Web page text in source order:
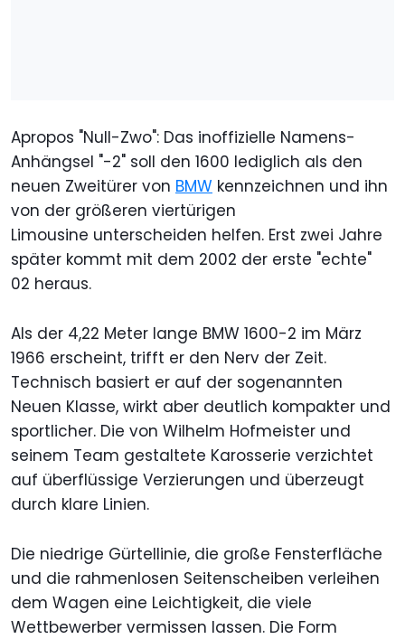
Apropos "Null-Zwo": Das inoffizielle Namens-
Anhängsel "-2" soll den 1600 lediglich als den
neuen Zweitürer von BMW kennzeichnen und ihn
von der größeren viertürigen
Limousine unterscheiden helfen. Erst zwei Jahre
später kommt mit dem 2002 der erste "echte"
02 heraus.
Als der 4,22 Meter lange BMW 1600-2 im März
1966 erscheint, trifft er den Nerv der Zeit.
Technisch basiert er auf der sogenannten
Neuen Klasse, wirkt aber deutlich kompakter und
sportlicher. Die von Wilhelm Hofmeister und
seinem Team gestaltete Karosserie verzichtet
auf überflüssige Verzierungen und überzeugt
durch klare Linien.
Die niedrige Gürtellinie, die große Fensterfläche
und die rahmenlosen Seitenscheiben verleihen
dem Wagen eine Leichtigkeit, die viele
Wettbewerber vermissen lassen. Die Form